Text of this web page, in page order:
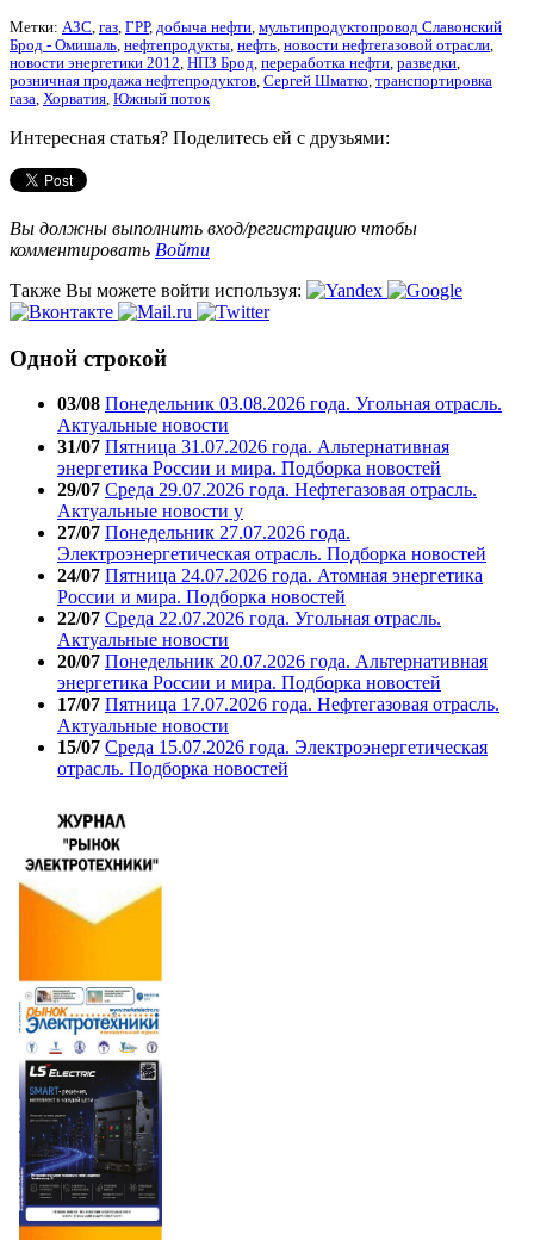
Метки: АЗС, газ, ГРР, добыча нефти, мультипродуктопровод Славонский
Брод - Омишаль, нефтепродукты, нефть, новости нефтегазовой отрасли,
новости энергетики 2012, НПЗ Брод, переработка нефти, разведки,
розничная продажа нефтепродуктов, Сергей Шматко, транспортировка
газа, Хорватия, Южный поток
Интересная статья? Поделитесь ей с друзьями:
Вы должны выполнить вход/регистрацию чтобы
комментировать Войти
Также Вы можете войти используя:
Одной строкой
03/08 Понедельник 03.08.2026 года. Угольная отрасль.
Актуальные новости
31/07 Пятница 31.07.2026 года. Альтернативная
энергетика России и мира. Подборка новостей
29/07 Среда 29.07.2026 года. Нефтегазовая отрасль.
Актуальные новости у
27/07 Понедельник 27.07.2026 года.
Электроэнергетическая отрасль. Подборка новостей
24/07 Пятница 24.07.2026 года. Атомная энергетика
России и мира. Подборка новостей
22/07 Среда 22.07.2026 года. Угольная отрасль.
Актуальные новости
20/07 Понедельник 20.07.2026 года. Альтернативная
энергетика России и мира. Подборка новостей
17/07 Пятница 17.07.2026 года. Нефтегазовая отрасль.
Актуальные новости
15/07 Среда 15.07.2026 года. Электроэнергетическая
отрасль. Подборка новостей